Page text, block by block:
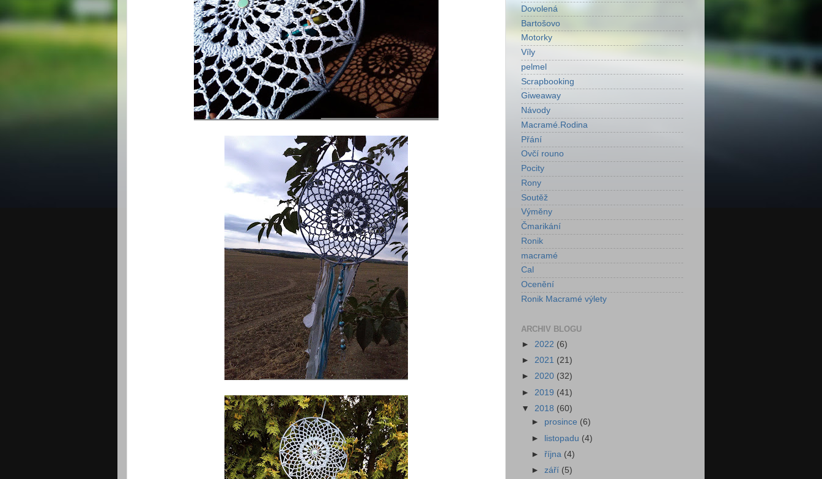
Dovolená
Bartošovo
Motorky
Víly
pelmel
Scrapbooking
Giweaway
Návody
Macramé.Rodina
Přání
Ovčí rouno
Pocity
Rony
Soutěž
Výměny
Čmarikání
Ronik
macramé
Cal
Ocenění
Ronik Macramé výlety
ARCHIV BLOGU
► 2022 (6)
► 2021 (21)
► 2020 (32)
► 2019 (41)
▼ 2018 (60)
► prosince (6)
► listopadu (4)
►října (4)
►září (5)